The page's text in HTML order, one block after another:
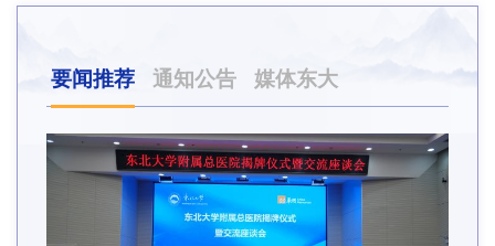
要闻推荐 通知公告 媒体东大